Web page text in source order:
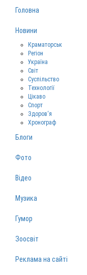
Головна
Новини
Краматорськ
Регіон
Україна
Світ
Суспільство
Технології
Цікаво
Спорт
Здоров‘я
Хронограф
Блоги
Фото
Відео
Музика
Гумор
Зоосвіт
Реклама на сайті